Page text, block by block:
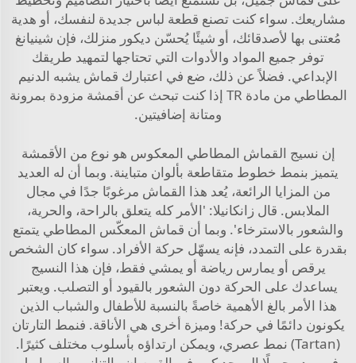
مشاريعك. سواء كنت تصنع قطعة لباس جديدة لنفسك، أو هدية
مُعتنى بها لأصدقائك، أو شيئًا يُحسّن ديكور منزلك، فإن شينيانغ
توفر جميع المواد والأدوات التي تحتاجها لتمهيد طريقك
الإبداعي. فضلاً عن ذلك، ضع في اعتبارك قماش يشبه الدنيم
المطاطي من مادة TR
إذا كنت تبحث عن أقمشة مزودة بمرونة
ومتانة إضافيتين.
إن نسيج القماش المطاطي المعكوس هو نوع من الأقمشة
يتميز بنمط خطوط متقاطعة بألوان متباينة. وبما أن له العديد
من المزايا الرائعة، يُعد هذا القماش مرغوبًا جدًا في مجال
الملابس. قال زانكانيلا: 'الأمر كله يتعلق بالراحة، والحرية،
والشعور بالاسترخاء'. وبما أن قماش المعكّس المطاطي يتمتع
بقدرة على التمدد، فإنه يسهّل حركة الأفراد. سواء كان الشخص
يرقص أو يمارس رياضة أو يمشي فقط، فإن هذا النسيج
يساعدك على الحركة دون الشعور بالقيود أو التصلب. ويعتبر
هذا الأمر بالغ الأهمية خاصةً بالنسبة للأطفال والشباب الذين
يكونون دائمًا في حركة! وميزة أخرى هي الأناقة. فنمط التارتان
(Tartan) نمط عصري، ويمكن ارتداؤه بأسلوب مختلف كثيرًا.